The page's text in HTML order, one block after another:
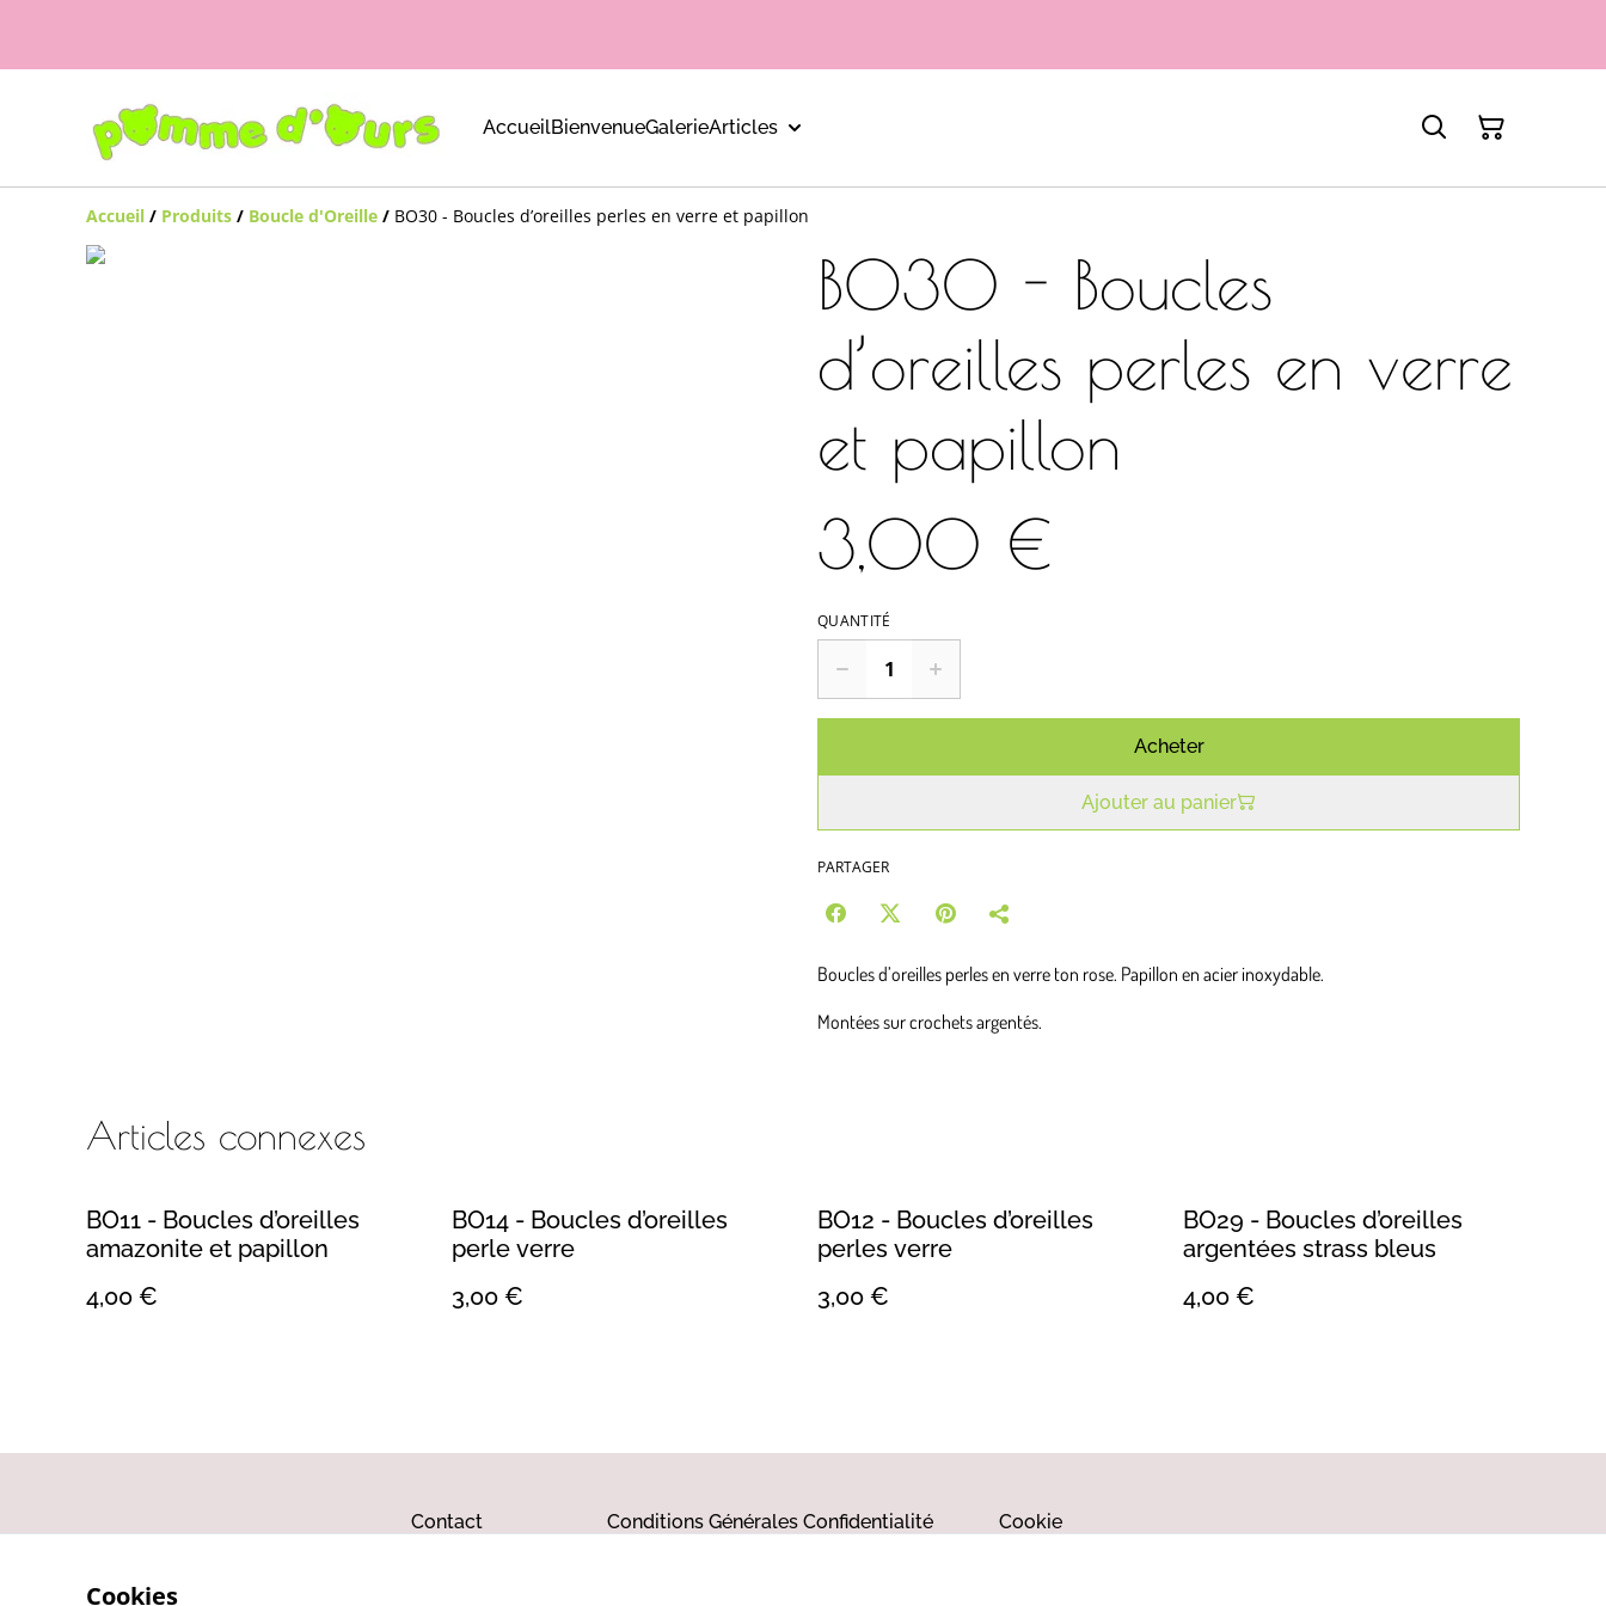
AccueilBienvenueGalerieArticles
Accueil / Produits / Boucle d'Oreille / BO30 - Boucles d’oreilles perles en verre et papillon
BO30 - Boucles
d’oreilles perles en verre
et papillon
3,00 €
QUANTITÉ
Acheter
Ajouter au panier
PARTAGER
Boucles d’oreilles perles en verre ton rose. Papillon en acier inoxydable.
Montées sur crochets argentés.
Articles connexes
BO11 - Boucles d’oreilles
amazonite et papillon
4,00 €
BO14 - Boucles d’oreilles
perle verre
3,00 €
BO12 - Boucles d’oreilles
perles verre
3,00 €
BO29 - Boucles d’oreilles
argentées strass bleus
4,00 €
Contact Conditions Générales Confidentialité Cookie
Cookies